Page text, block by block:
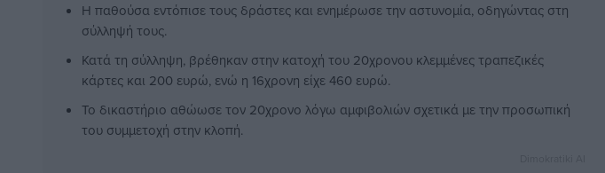
Η παθούσα εντόπισε τους δράστες και ενημέρωσε την αστυνομία, οδηγώντας στη
σύλληψή τους.
Κατά τη σύλληψη, βρέθηκαν στην κατοχή του 20χρονου κλεμμένες τραπεζικές
κάρτες και 200 ευρώ, ενώ η 16χρονη είχε 460 ευρώ.
Το δικαστήριο αθώωσε τον 20χρονο λόγω αμφιβολιών σχετικά με την προσωπική
του συμμετοχή στην κλοπή.